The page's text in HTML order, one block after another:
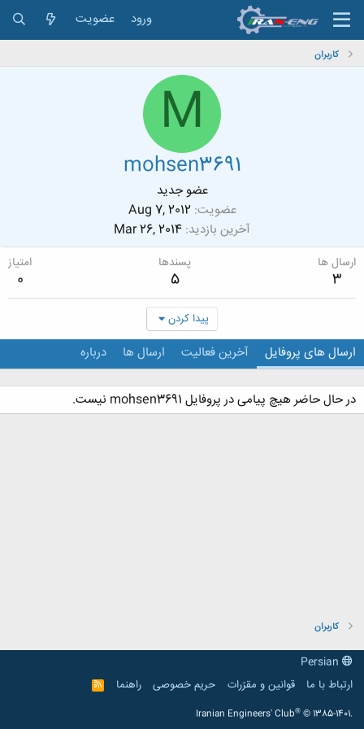
ورود عضویت
کاربران
M
mohsen3691
عضو جدید
عضویت Aug 7, 2012
آخرین بازدید Mar 26, 2014
ارسال ها
3
پسندها
5
امتیاز
0
پیدا کردن
ارسال های پروفایل آخرین فعالیت ارسال ها درباره
در حال حاضر هیچ پیامی در پروفایل mohsen3691 نیست.
کاربران
ارتباط با ما
قوانین و مقرّرات حریم خصوصی راهنما
R
S
Iranian Engineers' Club® © 1385-1401.